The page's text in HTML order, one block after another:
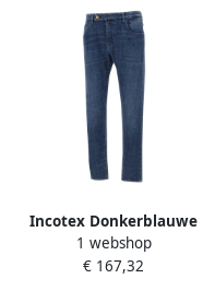
Incotex Donkerblauwe
Stretch Denim Jeans Blue
Heren
1 webshop
€ 167,32